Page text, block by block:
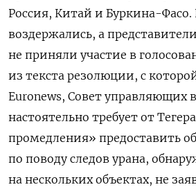
Россия, Китай и Буркина-Фасо.
воздержались, а
не приняли участие в
из текста резолюции, с
Euronews, Совет управляющих
настоятельно требует от
промедления» предоставить
по поводу следов урана,
на нескольких объектах, не